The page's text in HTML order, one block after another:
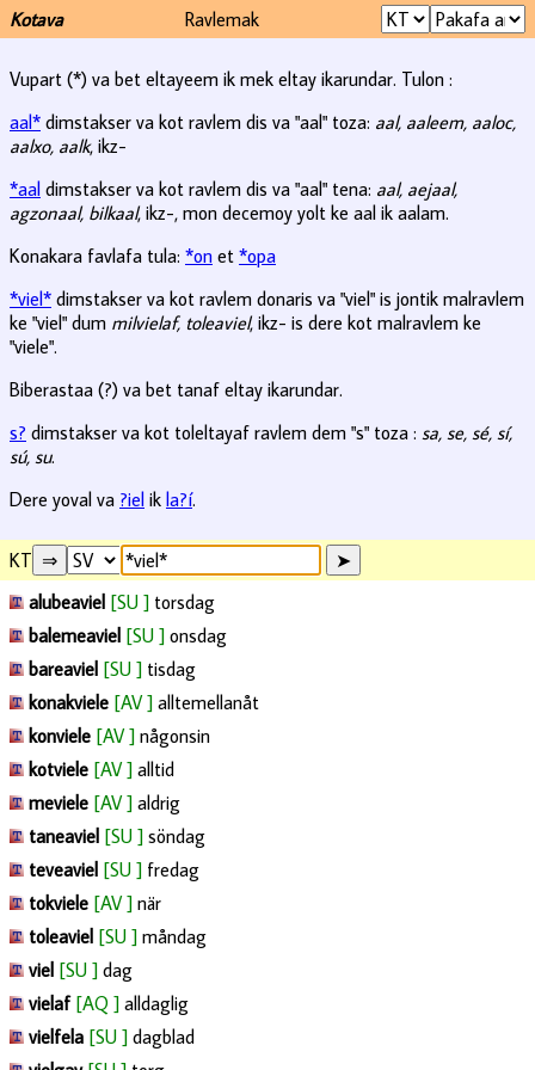
Kotava Ravlemak
Vupart (*) va bet eltayeem ik mek eltay ikarundar. Tulon :
aal* dimstakser va kot ravlem dis va "aal" toza: aal, aaleem, aaloc,
aalxo, aalk, ikz-
*aal dimstakser va kot ravlem dis va "aal" tena: aal, aejaal,
agzonaal, bilkaal, ikz-, mon decemoy yolt ke aal ik aalam.
Konakara favlafa tula: *on et *opa
*viel* dimstakser va kot ravlem donaris va "viel" is jontik malravlem
ke "viel" dum milvielaf, toleaviel, ikz- is dere kot malravlem ke
"viele".
Biberastaa (?) va bet tanaf eltay ikarundar.
s? dimstakser va kot toleltayaf ravlem dem "s" toza : sa, se, sé, sí,
sú, su.
Dere yoval va ?iel ik la?í.
KT
alubeaviel [SU ] torsdag
balemeaviel [SU ] onsdag
bareaviel [SU ] tisdag
konakviele [AV ] alltemellanåt
konviele [AV ] någonsin
kotviele [AV ] alltid
meviele [AV ] aldrig
taneaviel [SU ] söndag
teveaviel [SU ] fredag
tokviele [AV ] när
toleaviel [SU ] måndag
viel [SU ] dag
vielaf [AQ ] alldaglig
vielfela [SU ] dagblad